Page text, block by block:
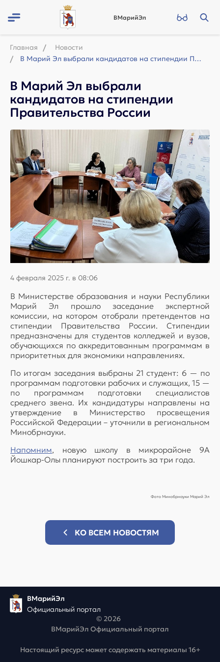
ВМарийЭл
Главная
Новости
В Марий Эл выбрали кандидатов на стипендии Правительства России
В Марий Эл выбрали
кандидатов на стипендии
Правительства России
4 февраля 2025 г. в 08:06
В Министерстве образования и науки Республики
Марий Эл прошло заседание экспертной
комиссии, на котором отобрали претендентов на
стипендии Правительства России. Стипендии
предназначены для студентов колледжей и вузов,
обучающихся по аккредитованным программам в
приоритетных для экономики направлениях.
По итогам заседания выбраны 21 студент: 6 — по
программам подготовки рабочих и служащих, 15 —
по программам подготовки специалистов
среднего звена. Их кандидатуры направлены на
утверждение в Министерство просвещения
Российской Федерации – уточнили в региональном
Минобрнауки.
Напомним, новую школу в микрорайоне 9А
Йошкар-Олы планируют построить за три года.
Фото Минобрнауки Марий Эл
КО ВСЕМ НОВОСТЯМ
ВМарийЭл
Официальный портал
© 2026
ВМарийЭл Официальный портал
Настоящий ресурс может содержать материалы 16+